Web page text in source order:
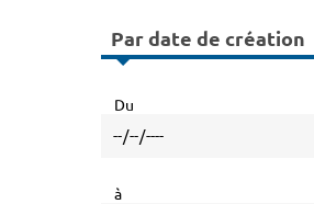
Par date de création
Du
à